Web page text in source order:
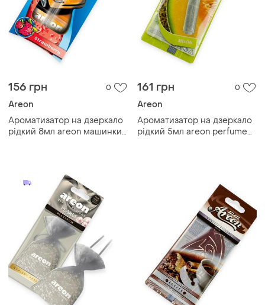
156 грн 0
Areon
Ароматизатор на дзеркало
рідкий 8мл areon машинки
161 грн 0
Areon
Ароматизатор на дзеркало
рідкий 5мл areon perfume